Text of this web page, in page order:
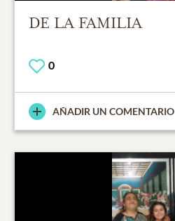
DE LA FAMILIA
0
AÑADIR UN COMENTARIO